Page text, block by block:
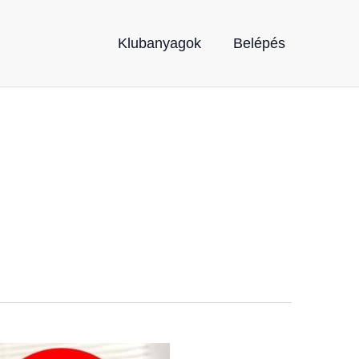
Klubanyagok Belépés